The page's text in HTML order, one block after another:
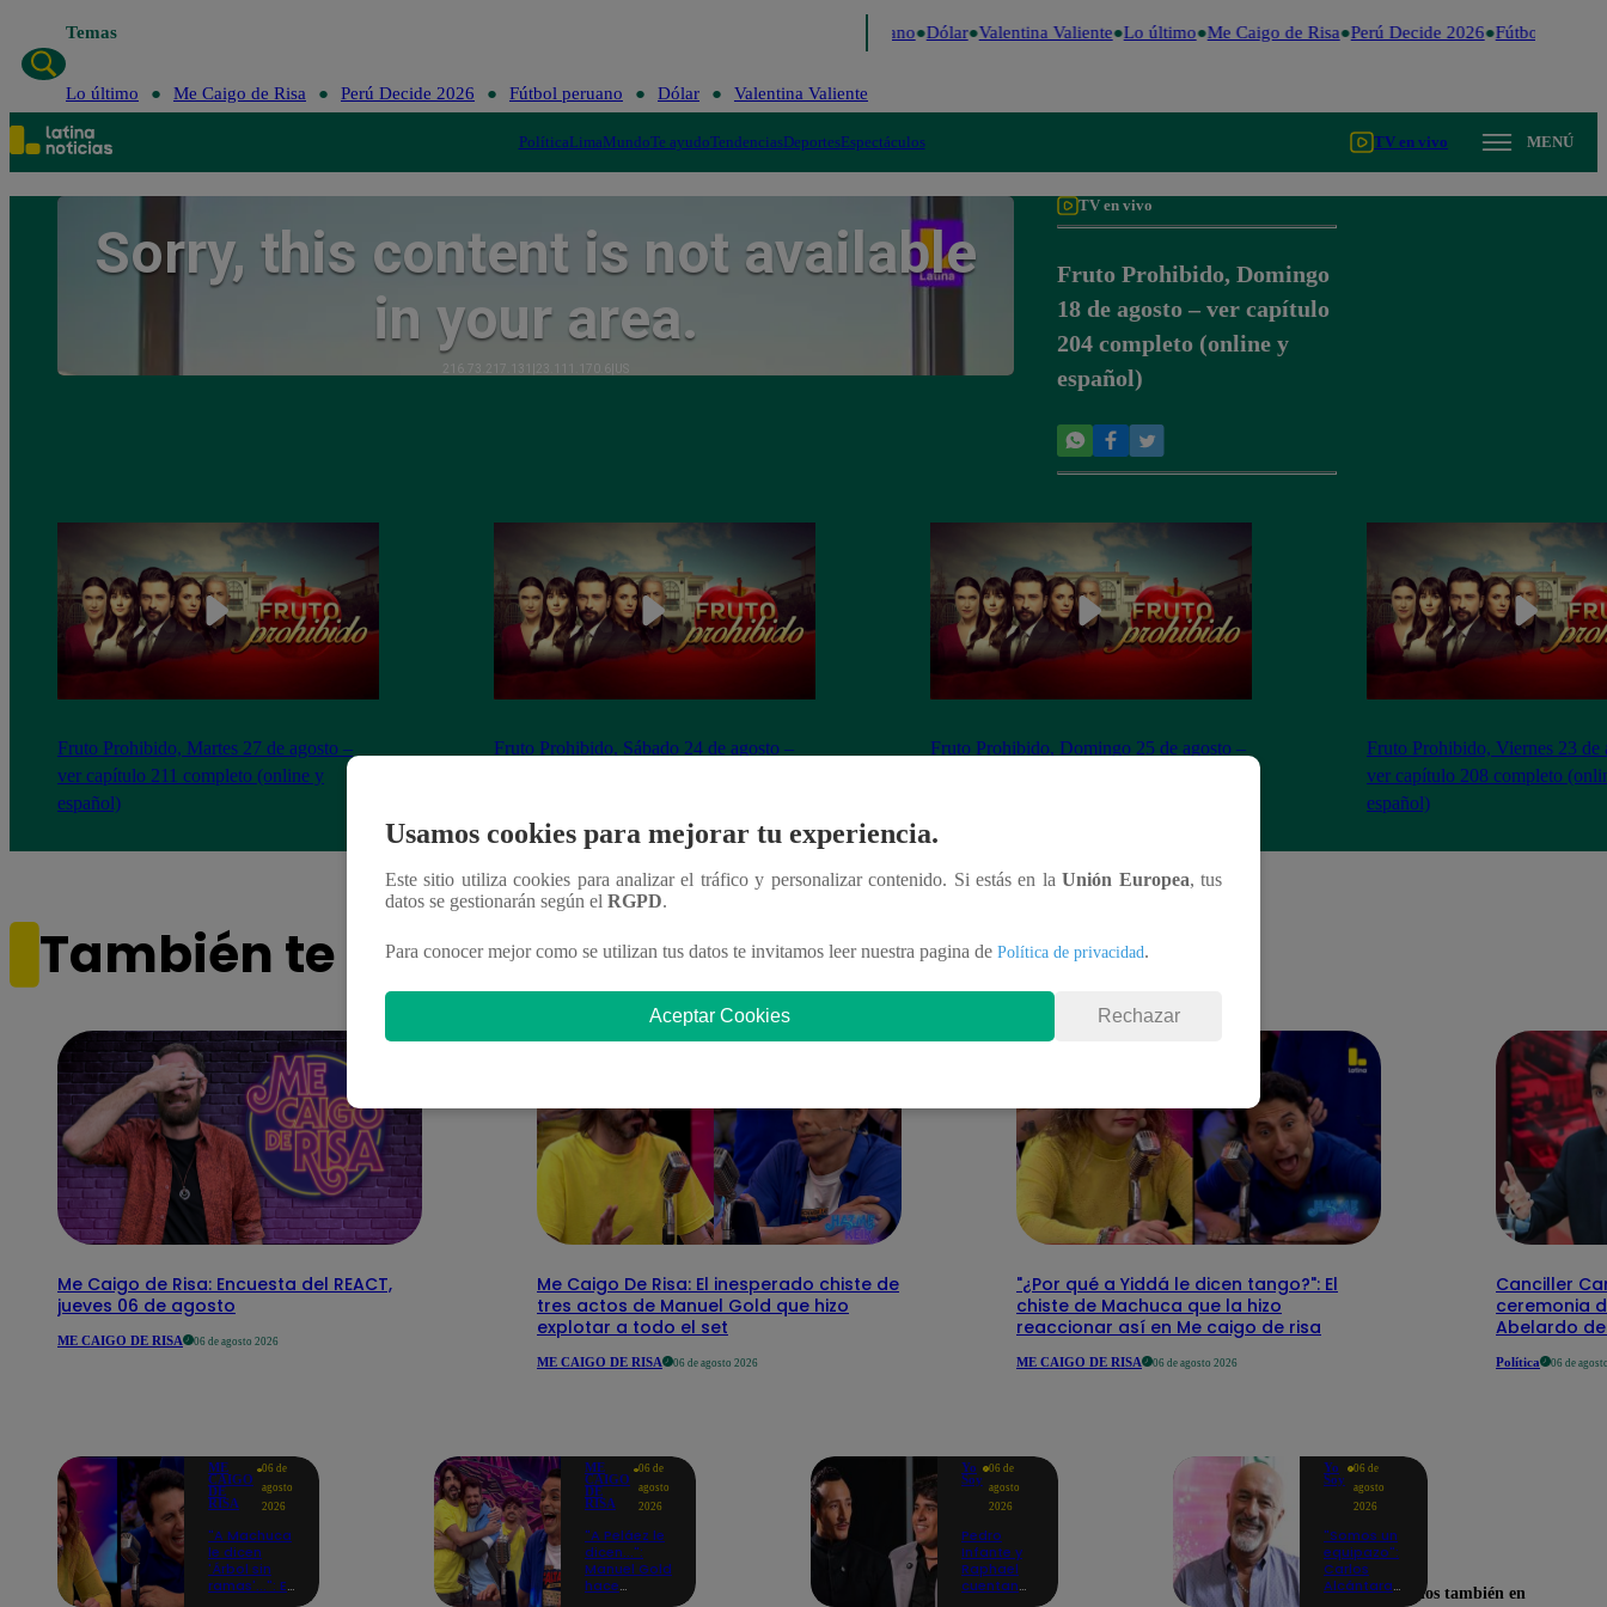
Temas Fútbol peruano Dólar Valentina Valiente Lo último Me Caigo de Risa Perú Decide 2026 Fútbol peruano
Lo último Me Caigo de Risa Perú Decide 2026 Fútbol peruano Dólar Valentina Valiente
PolíticaLimaMundoTe ayudoTendenciasDeportesEspectáculos TV en vivo MENÚ
TV en vivo
Fruto Prohibido, Domingo
18 de agosto – ver capítulo
204 completo (online y
español)
Fruto Prohibido, Martes 27 de agosto –
ver capítulo 211 completo (online y
español)
Fruto Prohibido, Sábado 24 de agosto –
Fruto Prohibido, Domingo 25 de agosto –
Fruto Prohibido, Viernes 23 de
ver capítulo 208 completo
español)
También te puede interesar
Me Caigo de Risa: Encuesta del REACT,
jueves 06 de agosto
ME CAIGO DE RISA 06 de agosto 2026
Me Caigo De Risa: El inesperado chiste de
tres actos de Manuel Gold que hizo
explotar a todo el set
ME CAIGO DE RISA 06 de agosto 2026
"¿Por qué a Yiddá le dicen tango?": El
chiste de Machuca que la hizo
reaccionar así en Me caigo de risa
ME CAIGO DE RISA 06 de agosto 2026
Canciller
ceremonia
Abelardo
Política 06 de
ME
CAIGO
DE
RISA
06 de
agosto
2026
"A Machuca
le dicen
'Árbol sin
ramas'...": El
ME
CAIGO
DE
RISA
06 de
agosto
2026
"A Peláez le
dicen...":
Manuel Gold
hace
Yo
Soy
06 de
agosto
2026
Pedro
Infante y
Raphael
cuentan
Yo
Soy
06 de
agosto
2026
"Somos un
equipazo":
Carlos
Alcántara
Usamos cookies para mejorar tu experiencia.
Este sitio utiliza cookies para analizar el tráfico y personalizar contenido. Si estás en laUnión Europea, tus
datos se gestionarán según el RGPD.
Para conocer mejor como se utilizan tus datos te invitamos leer nuestra pagina de Política de privacidad.
Aceptar Cookies Rechazar
Encuéntranos también en